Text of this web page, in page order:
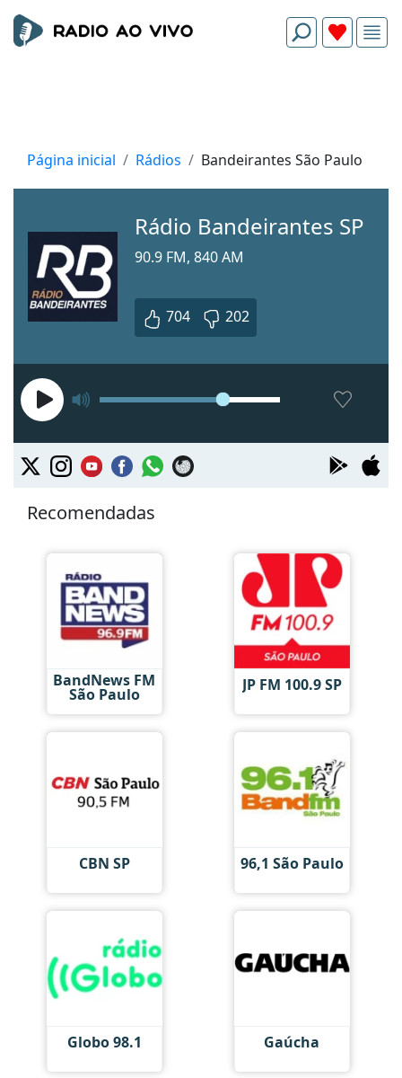
Página inicial Rádios Bandeirantes São Paulo
Rádio Bandeirantes SP
90.9 FM, 840 AM
704 202
Recomendadas
BandNews FM
São Paulo JP FM 100.9 SP
CBN SP 96,1 São Paulo
Globo 98.1 Gaúcha